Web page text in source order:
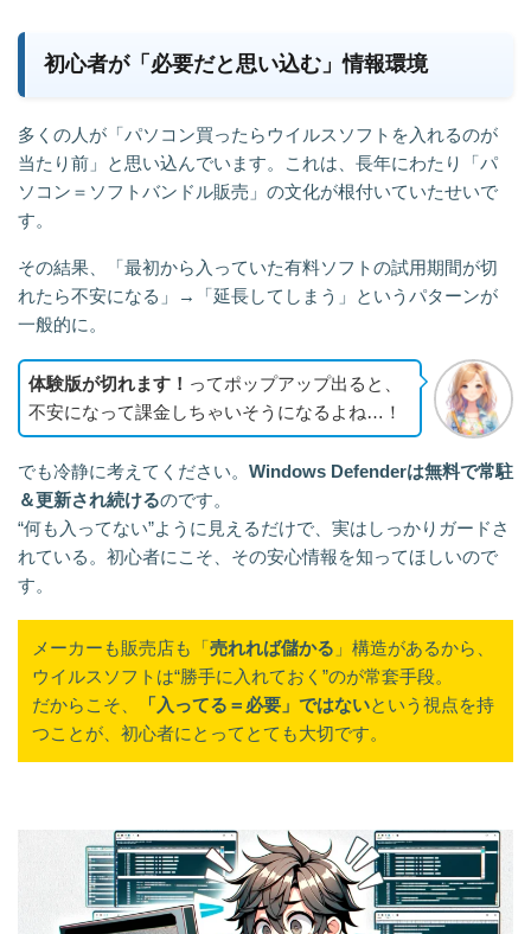
初心者が「必要だと思い込む」情報環境
多くの人が「パソコン買ったらウイルスソフトを入れるのが
当たり前」と思い込んでいます。これは、長年にわたり「パ
ソコン＝ソフトバンドル販売」の文化が根付いていたせいで
す。
その結果、「最初から入っていた有料ソフトの試用期間が切
れたら不安になる」→「延長してしまう」というパターンが
一般的に。
体験版が切れます！ ってポップアップ出ると、
不安になって課金しちゃいそうになるよね…！
でも冷静に考えてください。 Windows Defenderは無料で常駐
＆更新され続けるのです。
“何も入ってない”ように見えるだけで、実はしっかりガードさ
れている。初心者にこそ、その安心情報を知ってほしいので
す。
メーカーも販売店も「売れれば儲かる 」構造があるから、
ウイルスソフトは“勝手に入れておく”のが常套手段。
だからこそ、
「入ってる＝必要」ではないという視点を持
つことが、初心者にとってとても大切です。